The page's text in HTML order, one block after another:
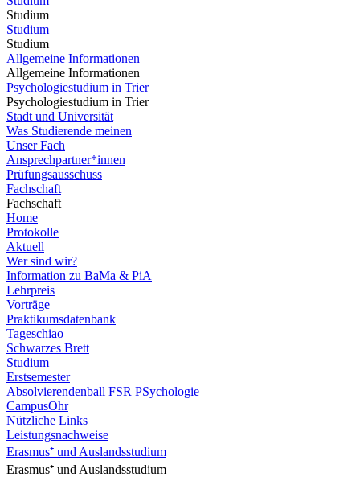
Studium
Studium
Studium
Allgemeine Informationen
Allgemeine Informationen
Psychologiestudium in Trier
Psychologiestudium in Trier
Stadt und Universität
Was Studierende meinen
Unser Fach
Ansprechpartner*innen
Prüfungsausschuss
Fachschaft
Fachschaft
Home
Protokolle
Aktuell
Wer sind wir?
Information zu BaMa & PiA
Lehrpreis
Vorträge
Praktikumsdatenbank
Tageschiao
Schwarzes Brett
Studium
Erstsemester
Absolvierendenball FSR PSychologie
CampusOhr
Nützliche Links
Leistungsnachweise
Erasmus⁺ und Auslandsstudium
Erasmus⁺ und Auslandsstudium